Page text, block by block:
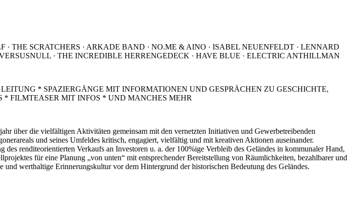
THE SCRATCHERS · ARKADE BAND · NO.ME & AINO · ISABEL NEUENFELDT · LENNARD
· THE INCREDIBLE HERRENGEDECK · HAVE BLUE · ELECTRIC ANTHILLMAN
* SPAZIERGÄNGE MIT INFORMATIONEN UND GESPRÄCHEN ZU GESCHICHTE,
* FILMTEASER MIT INFOS * UND MANCHES MEHR
über die vielfältigen Aktivitäten gemeinsam mit den vernetzten Initiativen und Gewerbetreibenden
und seines Umfeldes kritisch, engagiert, vielfältig und mit kreativen Aktionen auseinander.
renditeorientierten Verkaufs an Investoren u. a. der 100%ige Verbleib des Geländes in kommunaler Hand,
für eine Planung „von unten“ mit entsprechender Bereitstellung von Räumlichkeiten, bezahlbarer und
werthaltige Erinnerungskultur vor dem Hintergrund der historischen Bedeutung des Geländes.